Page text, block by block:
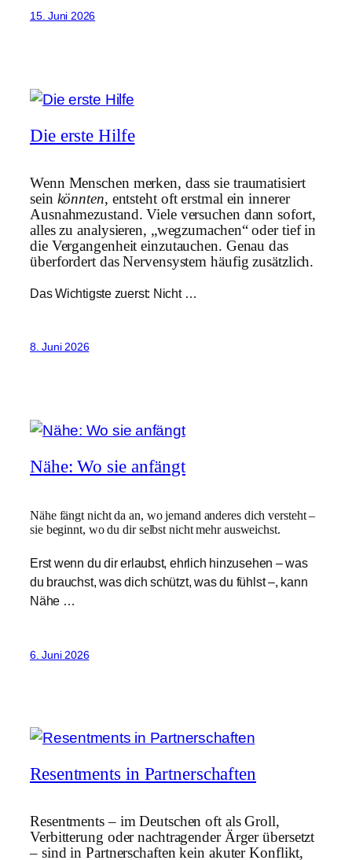
15. Juni 2026
Die erste Hilfe
Wenn Menschen merken, dass sie traumatisiert
sein könnten, entsteht oft erstmal ein innerer
Ausnahmezustand. Viele versuchen dann sofort,
alles zu analysieren, „wegzumachen“ oder tief in
die Vergangenheit einzutauchen. Genau das
überfordert das Nervensystem häufig zusätzlich.
Das Wichtigste zuerst: Nicht …
8. Juni 2026
Nähe: Wo sie anfängt
Nähe fängt nicht da an, wo jemand anderes dich versteht –
sie beginnt, wo du dir selbst nicht mehr ausweichst.
Erst wenn du dir erlaubst, ehrlich hinzusehen – was
du brauchst, was dich schützt, was du fühlst –, kann
Nähe …
6. Juni 2026
Resentments in Partnerschaften
Resentments – im Deutschen oft als Groll,
Verbitterung oder nachtragender Ärger übersetzt
– sind in Partnerschaften kein akuter Konflikt,